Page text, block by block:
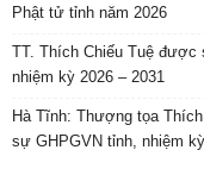
Phật tử tỉnh năm 2026
TT. Thích Chiếu Tuệ
nhiệm kỳ 2026 – 2031
Hà Tĩnh: Thượng tọa
sự GHPGVN tỉnh, nhiệm